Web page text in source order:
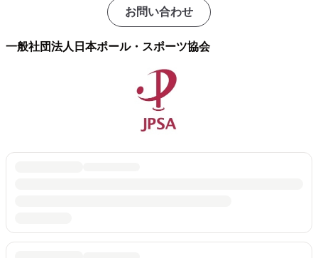
お問い合わせ
一般社団法人日本ポール・スポーツ協会